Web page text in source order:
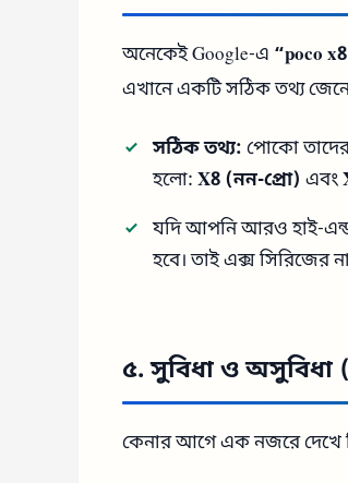
অনেকেই Google-এ “poco
এখানে একটি সঠিক তথ্য
সঠিক তথ্য: পোকো তাদের
হলো: X8 (নন-প্রো) এবং
যদি আপনি আরও হাই-
হবে। তাই এক্স সিরিজের
৫. সুবিধা ও অসুবিধা
কেনার আগে এক নজরে দেখে